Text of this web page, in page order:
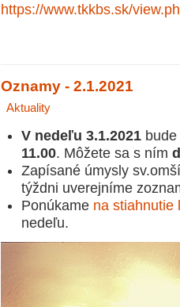
https://www.tkkbs.sk/
Oznamy - 2.1.2021
Aktuality
V nedeľu 3.1.2021
11.00. Môžete sa s ním
Zapísané úmysly
týždni uverejníme
Ponúkame na stiahnutie
nedeľu.